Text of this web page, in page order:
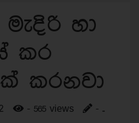
හා
කර
කරනවා
- 565 views - ..